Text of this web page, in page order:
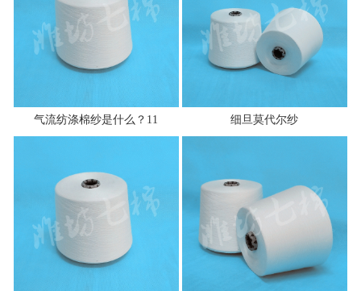
气流纺涤棉纱是什么？11 细旦莫代尔纱